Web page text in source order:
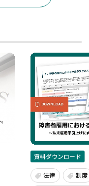
資料ダウンロード
法律 制度